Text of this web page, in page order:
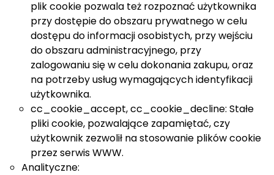
plik cookie pozwala też rozpoznać użytkownika
przy dostępie do obszaru prywatnego w celu
dostępu do informacji osobistych, przy wejściu
do obszaru administracyjnego, przy
zalogowaniu się w celu dokonania zakupu, oraz
na potrzeby usług wymagających identyfikacji
użytkownika.
cc_cookie_accept, cc_cookie_decline: Stałe
pliki cookie, pozwalające zapamiętać, czy
użytkownik zezwolił na stosowanie plików cookie
przez serwis WWW.
Analityczne: